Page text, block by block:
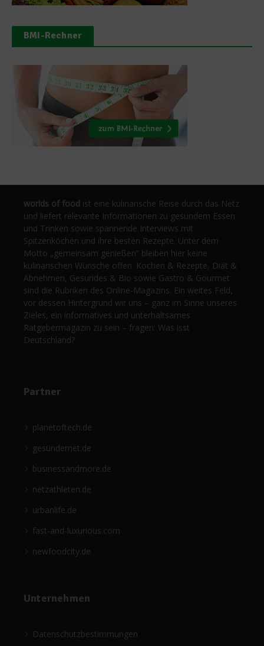
BMI-Rechner
worlds of food ist eine kulinarische Reise durch das Netz
und liefert relevante Informationen zu gesundem Essen
und Trinken sowie spannende Interviews mit
Spitzenköchen und ihre besten Rezepte. Unter dem
Motto „gemeinsam genießen“ bleiben hier keine
kulinarischen Wünsche offen. Kochen & Rezepte, Diät &
Abnehmen, Gesundes & Bio sowie Gastro & Gourmet
sind die Rubriken des Online-Magazins. Ein weites Feld,
vor dessen Hintergrund wir uns – ganz im Sinne unseres
Zieles, ein informatives und unterhaltsames
Ratgebermagazin zu sein – fragen: Was isst
Deutschland?
Partner
planetoftech.de
gesündernet.de
businessandmore.de
netzathleten.de
urbanlife.de
fast-and-luxurious.com
newfoodcity.de
Unternehmen
Datenschutzbestimmungen